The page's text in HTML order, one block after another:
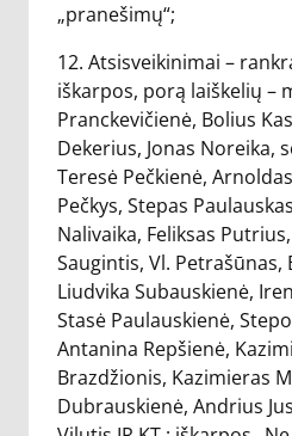
„pranešimų“;
12. Atsisveikinimai –
iškarpos, porą laiškelių –
Pranckevičienė, Bolius
Dekerius, Jonas Noreika,
Teresė Pečkienė,
Pečkys, Stepas
Nalivaika, Feliksas
Saugintis, Vl. Petrašūnas,
Liudvika Subauskienė,
Stasė Paulauskienė,
Antanina Repšienė,
Brazdžionis, Kazimieras
Dubrauskienė, Andrius